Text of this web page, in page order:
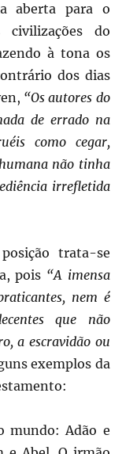
aberta para o
do
à tona os
dos dias
“Os autores do
de errado na
como cegar,
não tinha
irrefletida
trata-se
pois “A imensa
nem é
que não
a escravidão ou
exemplos da
mundo: Adão e